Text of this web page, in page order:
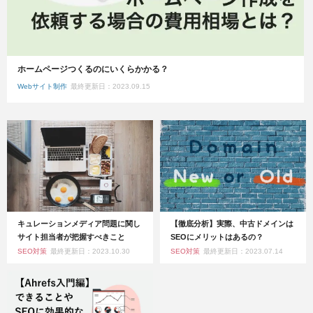
ホームページつくるのにいくらかかる？
Webサイト制作 最終更新日：2023.09.15
キュレーションメディア問題に関し
サイト担当者が把握すべきこと
SEO対策 最終更新日：2023.10.30
【徹底分析】実際、中古ドメインは
SEOにメリットはあるの？
SEO対策 最終更新日：2023.07.14